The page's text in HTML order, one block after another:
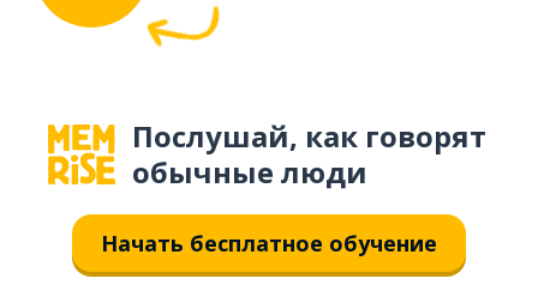
Послушай, как говорят
обычные люди
Начать бесплатное обучение